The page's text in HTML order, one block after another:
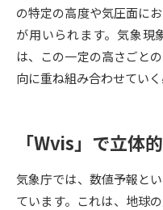
大学研
新増設大学・学部・学科特集
データサイエンス特集
の特定の高度や気圧面に
が用いられます。気象現
は、この一定の高さごと
向に重ね組み合わせていく
「Wvis」で立体
気象庁では、数値予報と
ています。これは、地球